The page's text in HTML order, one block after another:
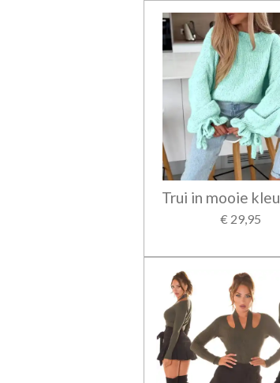
Trui in mooie
€ 29,95